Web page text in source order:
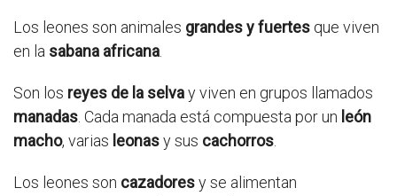
Los leones son animales grandes y fuertes que viven
en la sabana africana.
Son los reyes de la selvay viven en grupos llamados
manadas. Cada manada está compuesta por un león
macho, varias leonasy sus cachorros.
Los leones son cazadoresy se alimentan